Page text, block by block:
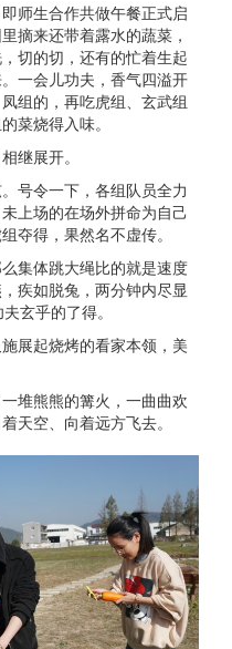
师生合作共做午餐正式启
摘来还带着露水的蔬菜，
切的切，还有的忙着生起
一会儿功夫，香气四溢开
组的，再吃虎组、玄武组
菜烧得入味。
继展开。
号令一下，各组队员全力
上场的在场外拼命为自己
夺得，果然名不虚传。
集体跳大绳比的就是速度
疾如脱兔，两分钟内尽显
玄乎的了得。
展起烧烤的看家本领，美
堆熊熊的篝火，一曲曲欢
天空、向着远方飞去。